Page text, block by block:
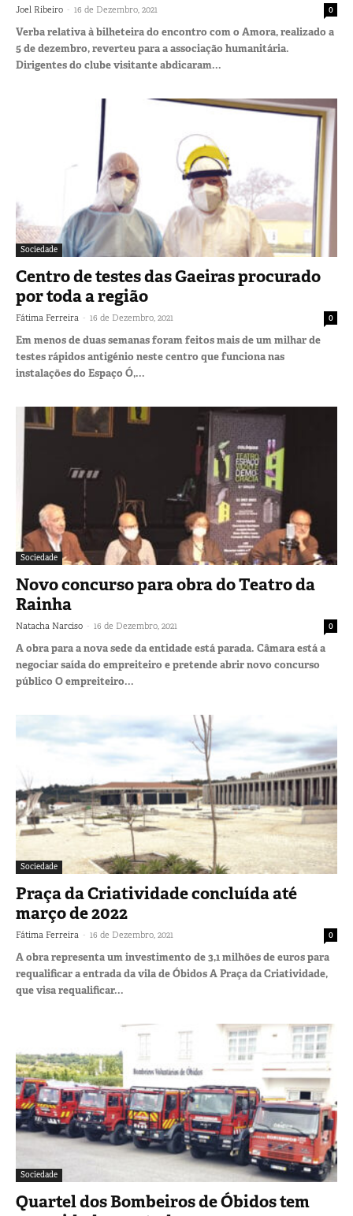
Joel Ribeiro - 16 de Dezembro, 2021 0
Verba relativa à bilheteira do encontro com o Amora, realizado a
5 de dezembro, reverteu para a associação humanitária.
Dirigentes do clube visitante abdicaram...
Sociedade
Centro de testes das Gaeiras procurado
por toda a região
Fátima Ferreira - 16 de Dezembro, 2021 0
Em menos de duas semanas foram feitos mais de um milhar de
testes rápidos antigénio neste centro que funciona nas
instalações do Espaço Ó,...
Sociedade
Novo concurso para obra do Teatro da
Rainha
Natacha Narciso - 16 de Dezembro, 2021 0
A obra para a nova sede da entidade está parada. Câmara está a
negociar saída do empreiteiro e pretende abrir novo concurso
público O empreiteiro...
Sociedade
Praça da Criatividade concluída até
março de 2022
Fátima Ferreira - 16 de Dezembro, 2021 0
A obra representa um investimento de 3,1 milhões de euros para
requalificar a entrada da vila de Óbidos A Praça da Criatividade,
que visa requalificar...
Sociedade
Quartel dos Bombeiros de Óbidos tem